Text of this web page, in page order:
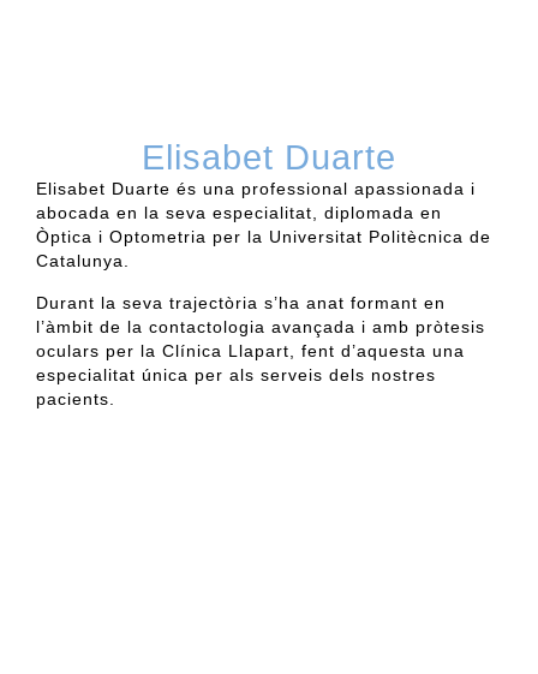
Elisabet Duarte
Elisabet Duarte és una professional apassionada i
abocada en la seva especialitat, diplomada en
Òptica i Optometria per la Universitat Politècnica de
Catalunya.
Durant la seva trajectòria s’ha anat formant en
l’àmbit de la contactologia avançada i amb pròtesis
oculars per la Clínica Llapart , fent d’aquesta una
especialitat única per als serveis dels nostres
pacients.